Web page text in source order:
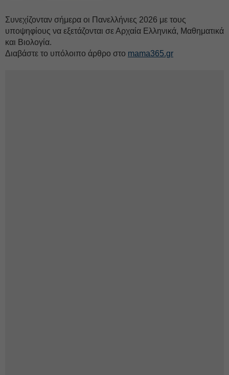
Συνεχίζονταν σήμερα οι Πανελλήνιες 2026 με τους
υποψηφίους να εξετάζονται σε Αρχαία Ελληνικά, Μαθηματικά
και Βιολογία.
Διαβάστε το υπόλοιπο άρθρο στο mama365.gr